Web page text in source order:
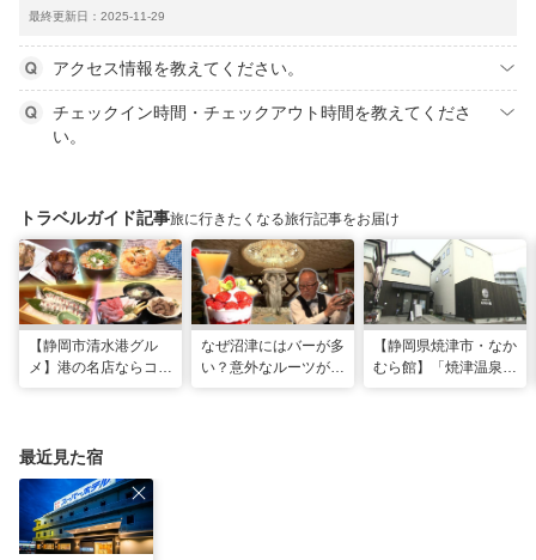
最終更新日：2025-11-29
アクセス情報を教えてください。
チェックイン時間・チェックアウト時間を教えてくださ
い。
トラベルガイド記事旅に行きたくなる旅行記事をお届け
【静岡市清水港グル
メ】港の名店ならコ
なぜ沼津にはバーが多
い？意外なルーツがわ
【静岡県焼津市・なか
むら館】「焼津温泉」
最近見た宿